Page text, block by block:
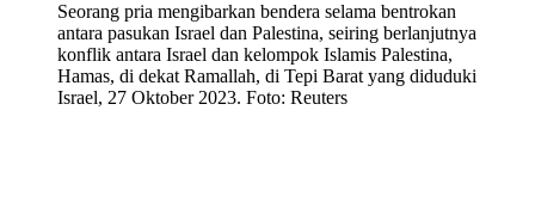
Seorang pria mengibarkan bendera selama bentrokan
antara pasukan Israel dan Palestina, seiring berlanjutnya
konflik antara Israel dan kelompok Islamis Palestina,
Hamas, di dekat Ramallah, di Tepi Barat yang diduduki
Israel, 27 Oktober 2023. Foto: Reuters